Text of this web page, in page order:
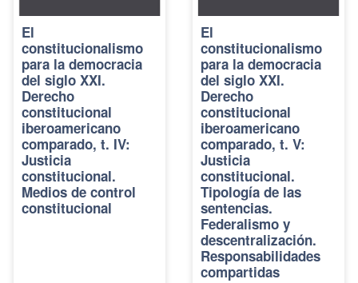
El
constitucionalismo
para la democracia
del siglo XXI.
Derecho
constitucional
iberoamericano
comparado, t. IV:
Justicia
constitucional.
Medios de control
constitucional
El
constitucionalismo
para la democracia
del siglo XXI.
Derecho
constitucional
iberoamericano
comparado, t. V:
Justicia
constitucional.
Tipología de las
sentencias.
Federalismo y
descentralización.
Responsabilidades
compartidas